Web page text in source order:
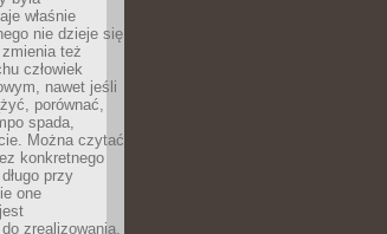
właśnie
nie dzieje się
też
człowiek
nawet jeśli
porównać,
spada,
Można czytać
konkretnego
przy
one
zrealizowania.